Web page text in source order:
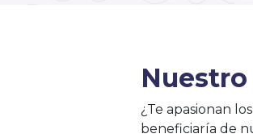
¿Te apasionan
beneficiaría de